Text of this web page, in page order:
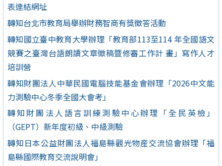
表連結網址
轉知台北市教育局舉辦財務智商有獎徵答活動
轉知國立臺中教育大學辦理「教育部113至114 年全國語文
競賽之臺灣台語朗讀文章徵稿暨修審工作計 畫」寫作人才
培訓營
轉知財團法人中華民國電腦技能基金會辦理「2026中文能
力測驗中心冬季全國大會考」
轉知財團法人語言訓練測驗中心辦理「全民英檢」
（GEPT）新年度初級、中級測驗
轉知日本公益財團法人福島縣觀光物産交流協會辦理「福
島縣國際教育交流說明會」